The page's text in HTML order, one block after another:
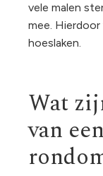
vele malen
mee.
hoeslaken.
Wat
van